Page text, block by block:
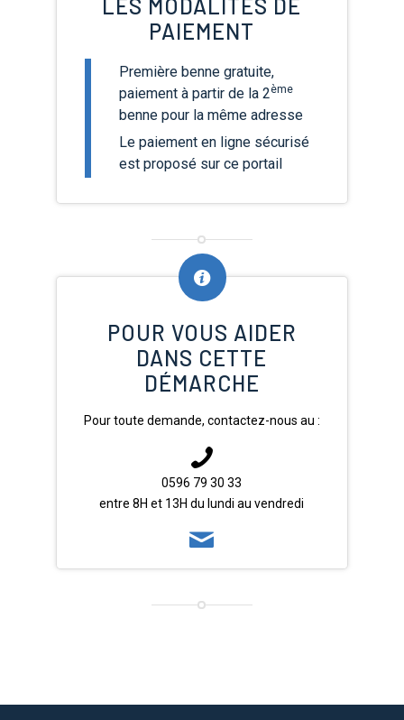
LES MODALITÉS DE
PAIEMENT
Première benne gratuite,
paiement à partir de la 2ème
benne pour la même adresse
Le paiement en ligne sécurisé
est proposé sur ce portail
POUR VOUS AIDER
DANS CETTE
DÉMARCHE
Pour toute demande, contactez-nous au :
0596 79 30 33
entre 8H et 13H du lundi au vendredi